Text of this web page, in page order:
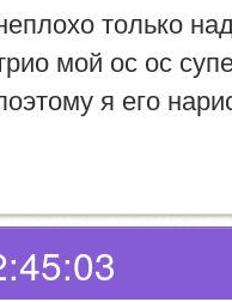
только
мой ос ос
я его